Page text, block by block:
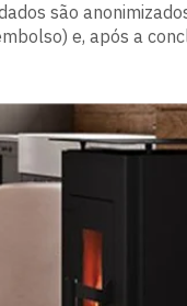
são
e, após a